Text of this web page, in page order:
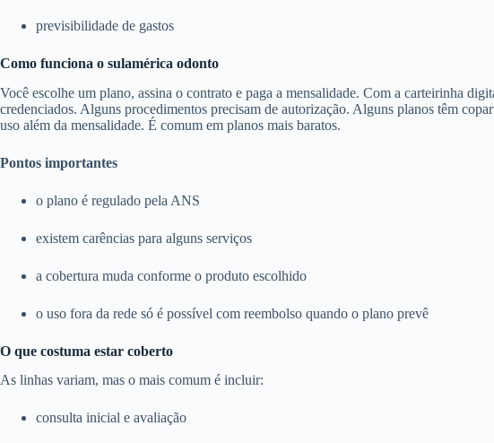
previsibilidade de gastos
Como funciona o sulamérica odonto
Você escolhe um plano, assina o contrato e paga a mensalidade. Com a carteirinha
credenciados. Alguns procedimentos precisam de autorização. Alguns planos têm
uso além da mensalidade. É comum em planos mais baratos.
Pontos importantes
o plano é regulado pela ANS
existem carências para alguns serviços
a cobertura muda conforme o produto escolhido
o uso fora da rede só é possível com reembolso quando o plano prevê
O que costuma estar coberto
As linhas variam, mas o mais comum é incluir:
consulta inicial e avaliação